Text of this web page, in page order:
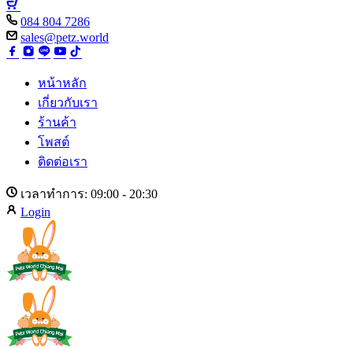
084 804 7286
sales@petz.world
หน้าหลัก
เกี่ยวกับเรา
ร้านค้า
โพสต์
ติดต่อเรา
เวลาทำการ: 09:00 - 20:30
Login